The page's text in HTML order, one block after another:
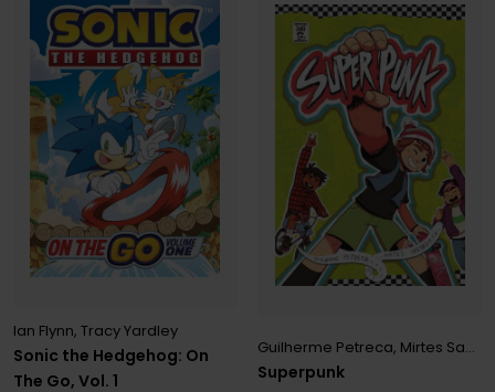
Sonic the Hedgehog: On
The Go, Vol. 1
Ian Flynn, Tracy Yardley
Superpunk
Guilherme Petreca, Mirtes Santana